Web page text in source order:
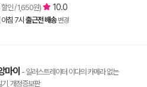
인 / 1,650원) 10.0
침 7시 출근전 배송 변경
마이 - 일러스트레이터 이다의 카메라 없는
, 개정증보판